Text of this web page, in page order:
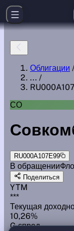
Облигации
... /
СО
RU000A107E99
В обращении
Поделиться
YTM
***
Текущая
10,26%
G спред